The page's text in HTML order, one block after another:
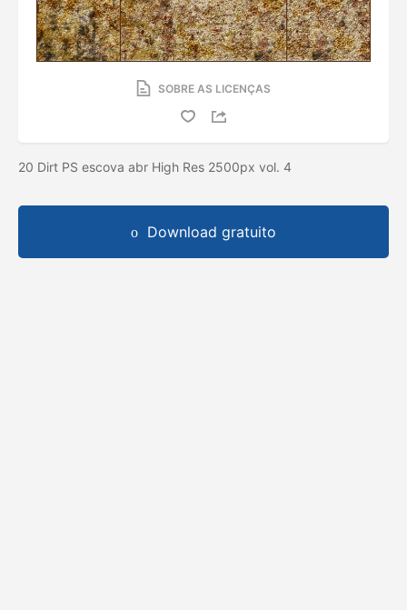
SOBRE AS LICENÇAS
20 Dirt PS escova abr High Res 2500px vol. 4
Download gratuito